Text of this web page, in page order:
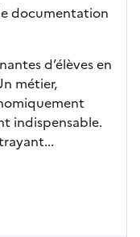
documentation
d’élèves en
métier,
indispensable.